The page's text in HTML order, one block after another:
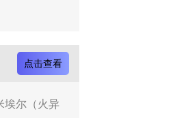
点击查看
埃尔（火异